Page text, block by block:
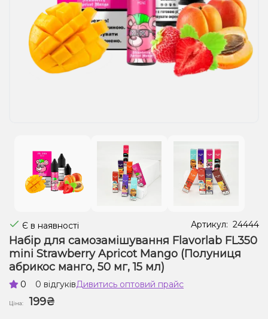
Рідини для електронних сигарет
Подарункові набори
Уцінка
Є в наявності Артикул: 24444
Набір для самозамішування Flavorlab FL350
mini Strawberry Apricot Mango (Полуниця
абрикос манго, 50 мг, 15 мл)
0 0 відгуківДивитись оптовий прайс
Ціна:
199₴